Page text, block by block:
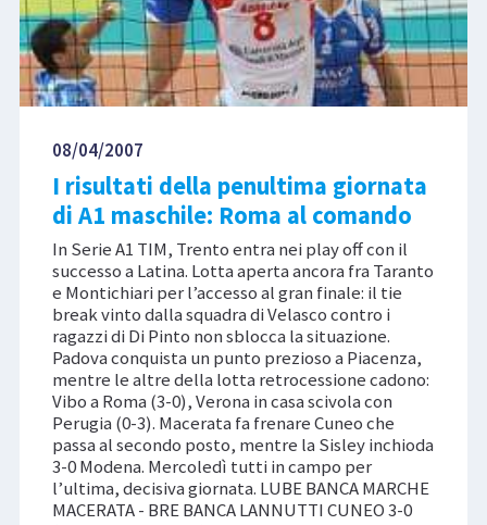
08/04/2007
I risultati della penultima giornata
di A1 maschile: Roma al comando
In Serie A1 TIM, Trento entra nei play off con il
successo a Latina. Lotta aperta ancora fra Taranto
e Montichiari per l’accesso al gran finale: il tie
break vinto dalla squadra di Velasco contro i
ragazzi di Di Pinto non sblocca la situazione.
Padova conquista un punto prezioso a Piacenza,
mentre le altre della lotta retrocessione cadono:
Vibo a Roma (3-0), Verona in casa scivola con
Perugia (0-3). Macerata fa frenare Cuneo che
passa al secondo posto, mentre la Sisley inchioda
3-0 Modena. Mercoledì tutti in campo per
l’ultima, decisiva giornata. LUBE BANCA MARCHE
MACERATA - BRE BANCA LANNUTTI CUNEO 3-0